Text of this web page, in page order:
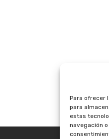
Para ofrecer
para
estas
navegación